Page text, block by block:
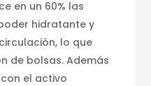
en un 60% las
hidratante y
lo que
de bolsas. Además
el activo